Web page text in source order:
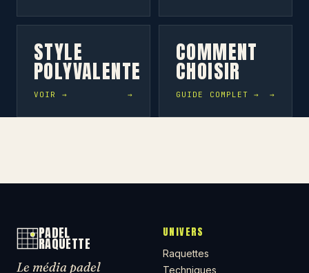
STYLE
POLYVALENTE
VOIR →
COMMENT
CHOISIR
GUIDE COMPLET →
PADEL
RAQUETTE
Le média padel
UNIVERS
Raquettes
Techniques